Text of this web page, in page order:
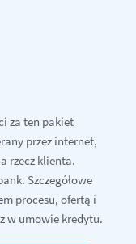
za ten pakiet
przez internet,
rzecz klienta.
Szczegółowe
procesu, ofertą i
w umowie kredytu.